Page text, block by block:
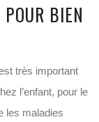
BIEN
très important
l’enfant, pour le
les maladies